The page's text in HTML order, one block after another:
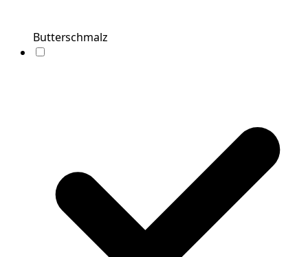
Butterschmalz